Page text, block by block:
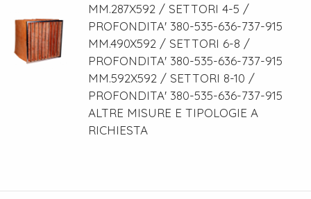
MM.287X592 / SETTORI 4-5 /
PROFONDITA' 380-535-636-737-915
MM.490X592 / SETTORI 6-8 /
PROFONDITA' 380-535-636-737-915
MM.592X592 / SETTORI 8-10 /
PROFONDITA' 380-535-636-737-915
ALTRE MISURE E TIPOLOGIE A
RICHIESTA